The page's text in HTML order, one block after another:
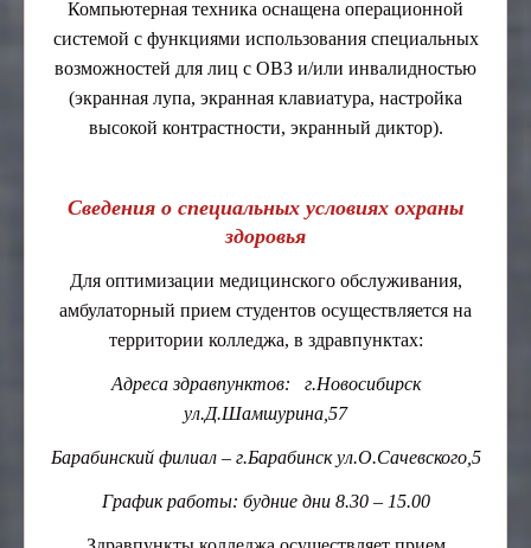
Компьютерная техника оснащена операционной
системой с функциями использования специальных
возможностей для лиц с ОВЗ и/или инвалидностью
(экранная лупа, экранная клавиатура, настройка
высокой контрастности, экранный диктор).
Сведения о специальных условиях охраны
здоровья
Для оптимизации медицинского обслуживания,
амбулаторный прием студентов осуществляется на
территории колледжа, в здравпунктах:
Адреса здравпунктов: г.Новосибирск
ул.Д.Шамшурина,57
Барабинский филиал – г.Барабинск ул.О.Сачевского,5
График работы: будние дни 8.30 – 15.00